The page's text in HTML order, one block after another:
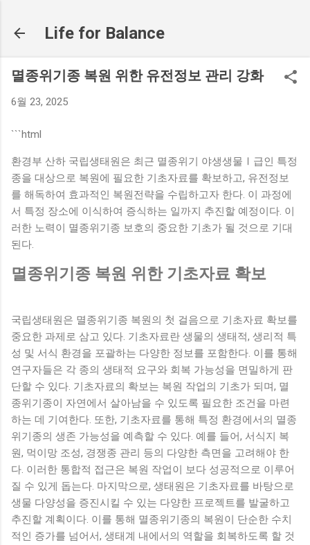
Life for Balance
멸종위기종 복원 위한 유전정보 관리 강화
6월 23, 2025
```html
환경부 산하 국립생태원은 최근 멸종위기 야생생물Ⅰ급인 특정
종을 대상으로 복원에 필요한 기초자료를 확보하고, 유전정보
를 해독하여 효과적인 복원전략을 수립하고자 한다. 이 과정에
서 특정 장소에 이식하여 증식하는 일까지 추진할 예정이다. 이
러한 노력이 멸종위기종 보호의 중요한 기초가 될 것으로 기대
된다.
멸종위기종 복원 위한 기초자료 확보
국립생태원은 멸종위기종 복원의 첫 걸음으로 기초자료 확보를
중요한 과제로 삼고 있다. 기초자료란 생물의 생태적, 생리적 특
성 및 서식 환경을 포괄하는 다양한 정보를 포함한다. 이를 통해
연구자들은 각 종의 생태적 요구와 회복 가능성을 면밀하게 판
단할 수 있다. 기초자료의 확보는 복원 작업의 기초가 되며, 멸
종위기종이 자연에서 살아남을 수 있도록 필요한 조건을 마련
하는 데 기여한다. 또한, 기초자료를 통해 특정 환경에서의 멸종
위기종의 생존 가능성을 예측할 수 있다. 예를 들어, 서식지 복
원, 먹이망 조성, 경쟁종 관리 등의 다양한 측면을 고려해야 한
다. 이러한 통합적 접근은 복원 작업이 보다 성공적으로 이루어
질 수 있게 돕는다. 마지막으로, 생태원은 기초자료를 바탕으로
생물 다양성을 증진시킬 수 있는 다양한 프로젝트를 발굴하고
추진할 계획이다. 이를 통해 멸종위기종의 복원이 단순한 수치
적인 증가를 넘어서, 생태계 내에서의 역할을 회복하도록 할 것